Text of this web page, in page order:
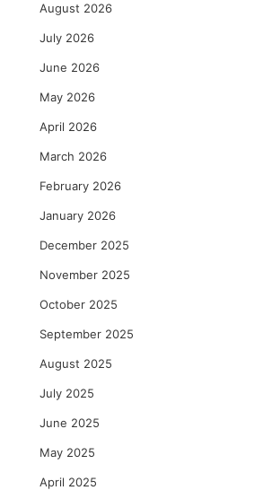
August 2026
July 2026
June 2026
May 2026
April 2026
March 2026
February 2026
January 2026
December 2025
November 2025
October 2025
September 2025
August 2025
July 2025
June 2025
May 2025
April 2025